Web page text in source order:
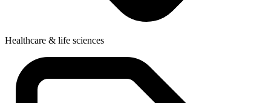
Healthcare & life sciences